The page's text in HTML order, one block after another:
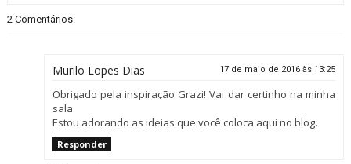
2 Comentários:
Murilo Lopes Dias 17 de maio de 2016 às 13:25
Obrigado pela inspiração Grazi! Vai dar certinho na minha
sala.
Estou adorando as ideias que você coloca aqui no blog.
Responder